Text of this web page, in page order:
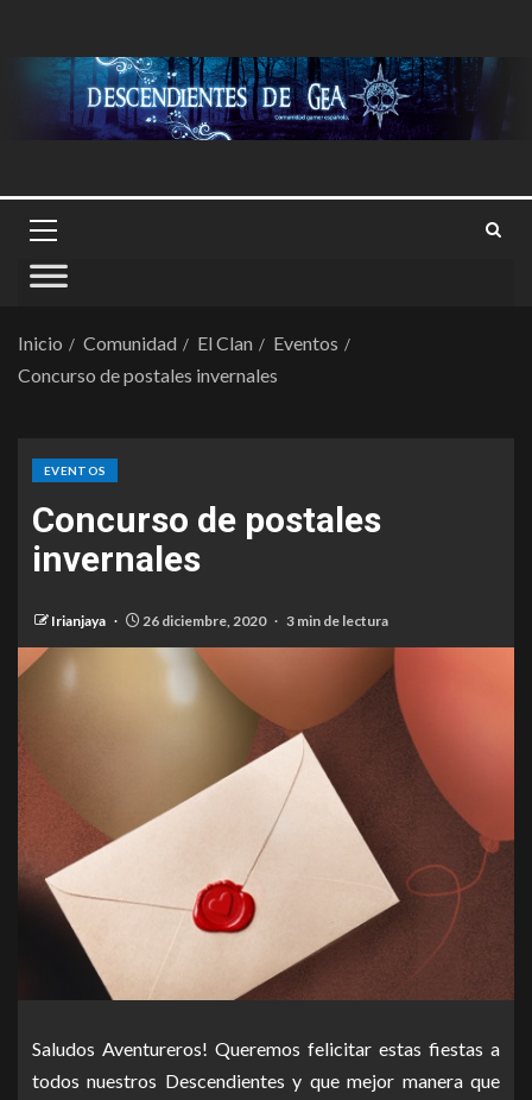
Inicio Comunidad El Clan
Eventos
Concurso de postales invernales
EVENTOS
Concurso de postales
invernales
Irianjaya 26 diciembre, 2020 3 min de lectura
Saludos Aventureros! Queremos felicitar estas fiestas a
todos nuestros Descendientes y que mejor manera que